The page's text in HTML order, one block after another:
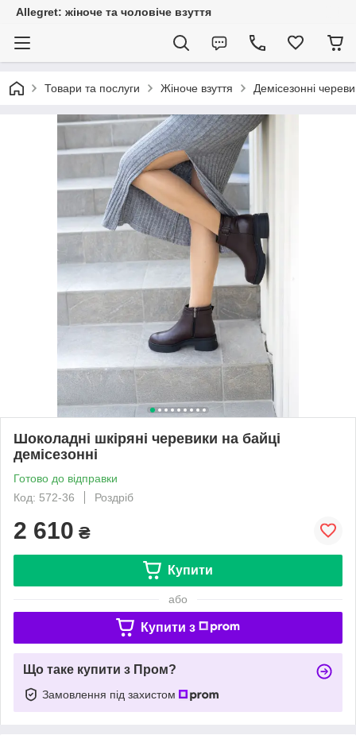
Allegret: жіноче та чоловіче взуття
Товари та послуги Жіноче взуття Демісезонні
Шоколадні шкіряні черевики на байці
демісезонні
Готово до відправки
Код: 572-36
Роздріб
2 610 ₴
Купити
або
Купити з
Що таке купити з Пром?
Замовлення під захистом